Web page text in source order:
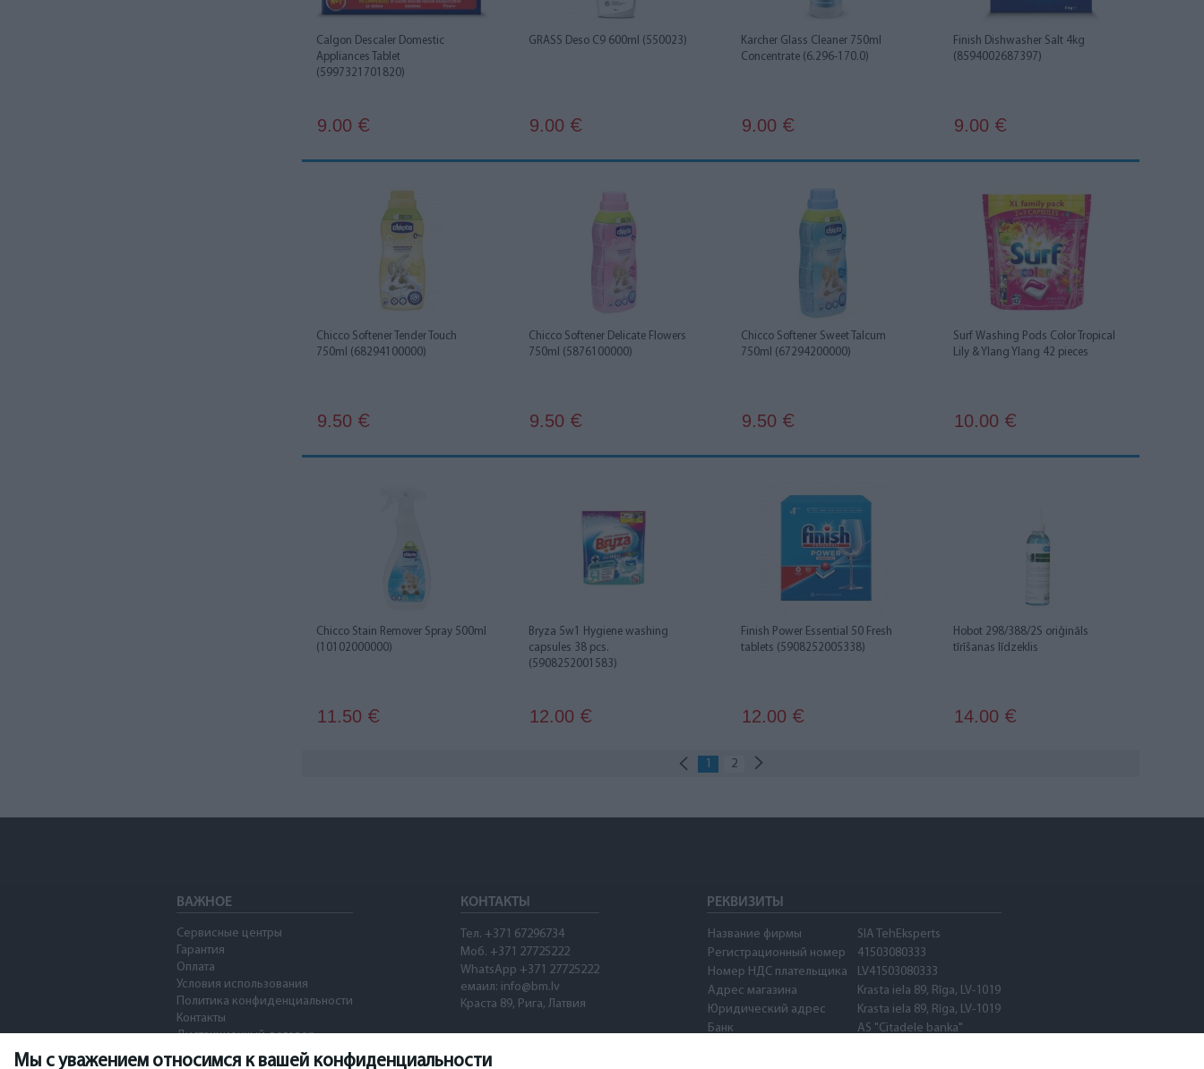
Мы с уважением относимся к вашей конфиденциальности
Calgon Descaler Domestic
Appliances Tablet
(5997321701820)
9.00 €
GRASS Deso C9 600ml (550023)
9.00 €
Karcher Glass Cleaner 750ml
Concentrate (6.296-170.0)
9.00 €
Finish Dishwasher Salt 4kg
(8594002687397)
9.00 €
Chicco Softener Tender Touch
750ml (68294100000)
9.50 €
Chicco Softener Delicate Flowers
750ml (5876100000)
9.50 €
Chicco Softener Sweet Talcum
750ml (67294200000)
9.50 €
Surf Washing Pods Color Tropical
Lily & Ylang Ylang 42 pieces
10.00 €
Chicco Stain Remover Spray 500ml
(10102000000)
11.50 €
Bryza 5w1 Hygiene washing
capsules 38 pcs.
(5908252001583)
12.00 €
Finish Power Essential 50 Fresh
tablets (5908252005338)
12.00 €
Hobot 298/388/2S oriģināls
tīrīšanas līdzeklis
14.00 €
1 2
ВАЖНОЕ
Сервисные центры
Гарантия
Оплата
Условия использования
Политика конфиденциальности
Контакты
Дистанционный договор
КОНТАКТЫ
Тел. +371 67296734
Моб. +371 27725222
WhatsApp +371 27725222
емаил: info@bm.lv
Краста 89, Рига, Латвия
РЕКВИЗИТЫ
Название фирмы
SIA TehEksperts
Регистрационный номер
41503080333
Номер НДС плательщика
LV41503080333
Адрес магазина
Krasta iela 89, Rīga, LV-1019
Юридический адрес
Krasta iela 89, Rīga, LV-1019
Банк
AS "Citadele banka"